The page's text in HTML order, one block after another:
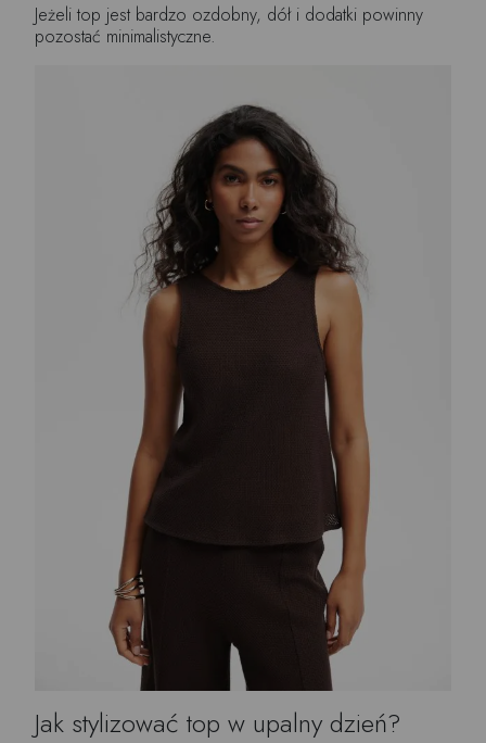
Jeżeli top jest bardzo ozdobny, dół i dodatki powinny
pozostać minimalistyczne.
Jak stylizować top w upalny dzień?